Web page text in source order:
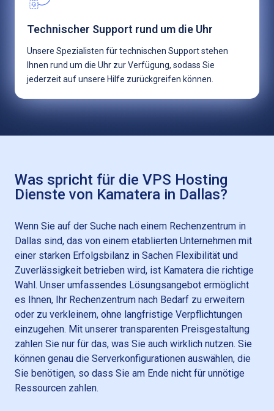
Technischer Support rund um die Uhr
Unsere Spezialisten für technischen Support stehen
Ihnen rund um die Uhr zur Verfügung, sodass Sie
jederzeit auf unsere Hilfe zurückgreifen können.
Was spricht für die VPS Hosting
Dienste von Kamatera in Dallas?
Wenn Sie auf der Suche nach einem Rechenzentrum in
Dallas sind, das von einem etablierten Unternehmen mit
einer starken Erfolgsbilanz in Sachen Flexibilität und
Zuverlässigkeit betrieben wird, ist Kamatera die richtige
Wahl. Unser umfassendes Lösungsangebot ermöglicht
es Ihnen, Ihr Rechenzentrum nach Bedarf zu erweitern
oder zu verkleinern, ohne langfristige Verpflichtungen
einzugehen. Mit unserer transparenten Preisgestaltung
zahlen Sie nur für das, was Sie auch wirklich nutzen. Sie
können genau die Serverkonfigurationen auswählen, die
Sie benötigen, so dass Sie am Ende nicht für unnötige
Ressourcen zahlen.